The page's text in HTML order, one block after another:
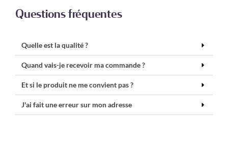
Questions fréquentes
Quelle est la qualité ?
Quand vais-je recevoir ma commande ?
Et si le produit ne me convient pas ?
J'ai fait une erreur sur mon adresse